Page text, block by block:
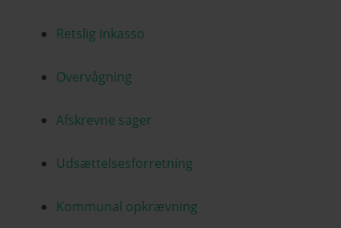
Retslig inkasso
Overvågning
Afskrevne sager
Udsættelsesforretning
Kommunal opkrævning